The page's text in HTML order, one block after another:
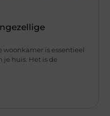
woonkamer is essentieel
je huis. Het is de